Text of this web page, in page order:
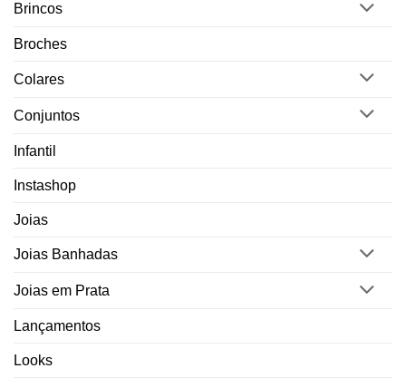
Brincos
Broches
Colares
Conjuntos
Infantil
Instashop
Joias
Joias Banhadas
Joias em Prata
Lançamentos
Looks